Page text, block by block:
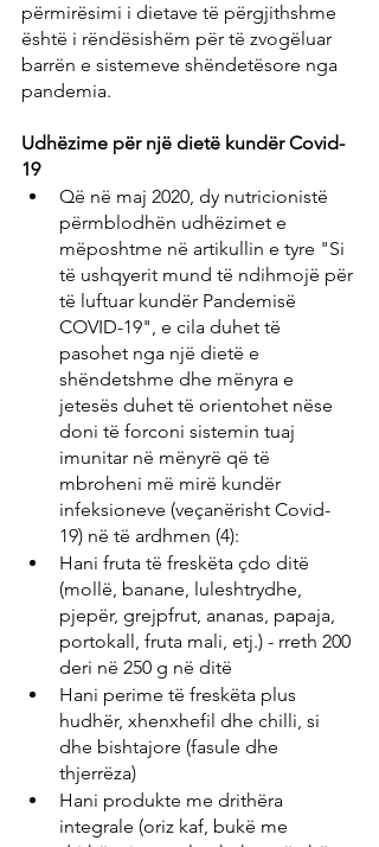
përmirësimi i dietave të përgjithshme
është i rëndësishëm për të zvogëluar
barrën e sistemeve shëndetësore nga
pandemia.
Udhëzime për një dietë kundër Covid-
19
Që në maj 2020, dy nutricionistë
përmblodhën udhëzimet e
mëposhtme në artikullin e tyre "Si
të ushqyerit mund të ndihmojë për
të luftuar kundër Pandemisë
COVID-19", e cila duhet të
pasohet nga një dietë e
shëndetshme dhe mënyra e
jetesës duhet të orientohet nëse
doni të forconi sistemin tuaj
imunitar në mënyrë që të
mbroheni më mirë kundër
infeksioneve (veçanërisht Covid-
19) në të ardhmen (4):
Hani fruta të freskëta çdo ditë
(mollë, banane, luleshtrydhe,
pjepër, grejpfrut, ananas, papaja,
portokall, fruta mali, etj.) - rreth 200
deri në 250 g në ditë
Hani perime të freskëta plus
hudhër, xhenxhefil dhe chilli, si
dhe bishtajore (fasule dhe
thjerrëza)
Hani produkte me drithëra
integrale (oriz kaf, bukë me